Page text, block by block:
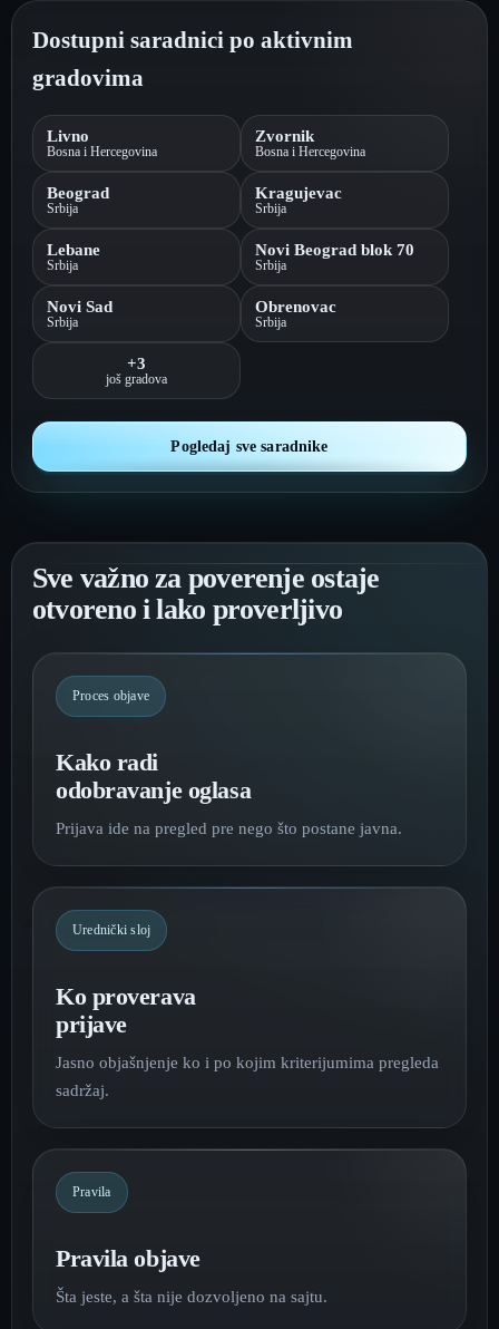
Dostupni saradnici po aktivnim
gradovima
Livno
Bosna i Hercegovina
Zvornik
Bosna i Hercegovina
Beograd
Srbija
Kragujevac
Srbija
Lebane
Srbija
Novi Beograd blok 70
Srbija
Novi Sad
Srbija
Obrenovac
Srbija
+3
još gradova
Pogledaj sve saradnike
Sve važno za poverenje ostaje
otvoreno i lako proverljivo
Proces objave
Kako radi
odobravanje oglasa
Prijava ide na pregled pre nego što postane javna.
Urednički sloj
Ko proverava
prijave
Jasno objašnjenje ko i po kojim kriterijumima pregleda
sadržaj.
Pravila
Pravila objave
Šta jeste, a šta nije dozvoljeno na sajtu.